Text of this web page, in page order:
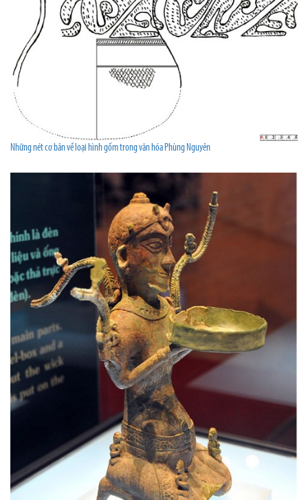
Những nét cơ bản về loại hình gốm trong văn hóa Phùng Nguyên